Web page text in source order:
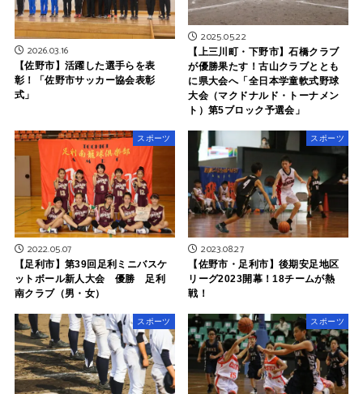
2026.03.16
【佐野市】活躍した選手らを表
彰！「佐野市サッカー協会表彰
式」
2025.05.22
【上三川町・下野市】石橋クラブ
が優勝果たす！古山クラブととも
に県大会へ「全日本学童軟式野球
大会（マクドナルド・トーナメン
ト）第5ブロック予選会」
スポーツ
2022.05.07
【足利市】第39回足利ミニバスケ
ットボール新人大会 優勝 足利
南クラブ（男・女）
スポーツ
2023.08.27
【佐野市・足利市】後期安足地区
リーグ2023開幕！18チームが熱
戦！
スポーツ スポーツ